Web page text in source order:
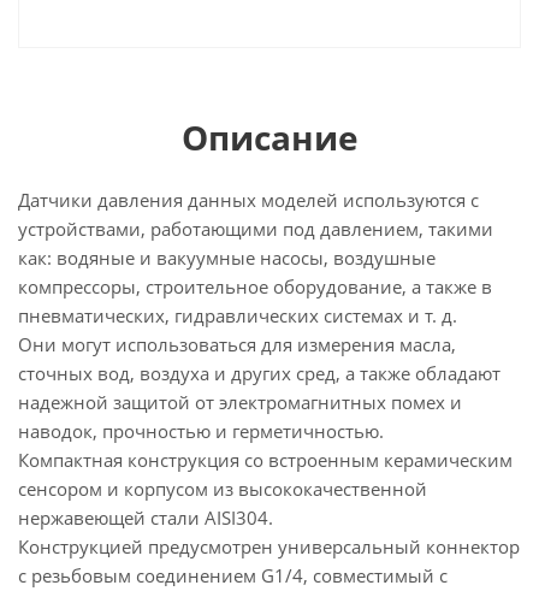
Описание
Датчики давления данных моделей используются с
устройствами, работающими под давлением, такими
как: водяные и вакуумные насосы, воздушные
компрессоры, строительное оборудование, а также в
пневматических, гидравлических системах и т. д.
Они могут использоваться для измерения масла,
сточных вод, воздуха и других сред, а также обладают
надежной защитой от электромагнитных помех и
наводок, прочностью и герметичностью.
Компактная конструкция со встроенным керамическим
сенсором и корпусом из высококачественной
нержавеющей стали AISI304.
Конструкцией предусмотрен универсальный коннектор
c резьбовым соединением G1/4, совместимый с